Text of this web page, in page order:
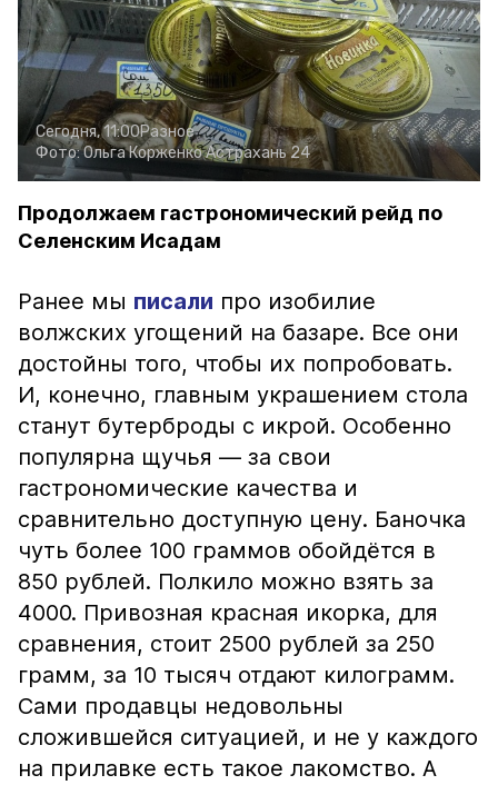
Сегодня, 11:00Разное
Фото:Ольга КорженкоАстрахань 24
Продолжаем гастрономический рейд по
Селенским Исадам
Ранее мы писали про изобилие
волжских угощений на базаре. Все они
достойны того, чтобы их попробовать.
И, конечно, главным украшением стола
станут бутерброды с икрой. Особенно
популярна щучья — за свои
гастрономические качества и
сравнительно доступную цену. Баночка
чуть более 100 граммов обойдётся в
850 рублей. Полкило можно взять за
4000. Привозная красная икорка, для
сравнения, стоит 2500 рублей за 250
грамм, за 10 тысяч отдают килограмм.
Сами продавцы недовольны
сложившейся ситуацией, и не у каждого
на прилавке есть такое лакомство. А